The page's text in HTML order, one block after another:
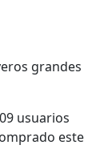
grandes
usuarios
este